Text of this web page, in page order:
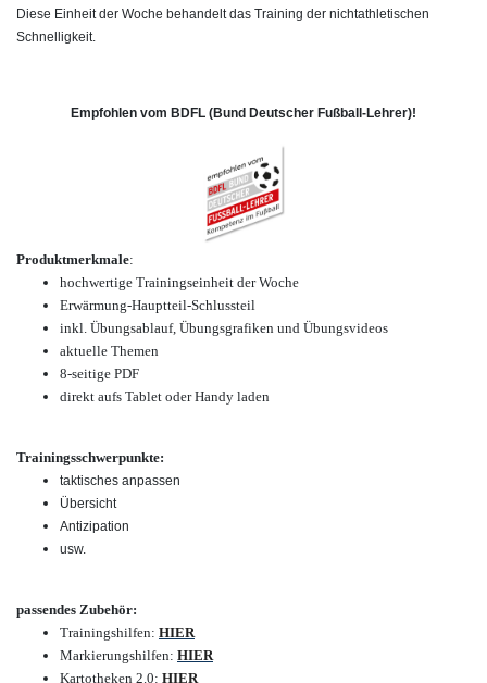
Diese Einheit der Woche behandelt das Training der nichtathletischen
Schnelligkeit.
Empfohlen vom BDFL (Bund Deutscher Fußball-Lehrer)!
Produktmerkmale:
hochwertige Trainingseinheit der Woche
Erwärmung-Hauptteil-Schlussteil
inkl. Übungsablauf, Übungsgrafiken und Übungsvideos
aktuelle Themen
8-seitige PDF
direkt aufs Tablet oder Handy laden
Trainingsschwerpunkte:
taktisches anpassen
Übersicht
Antizipation
usw.
passendes Zubehör:
Trainingshilfen: HIER
Markierungshilfen: HIER
Kartotheken 2.0: HIER